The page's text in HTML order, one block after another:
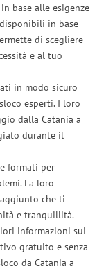
base alle esigenze
in base
di scegliere
e al tuo
in modo sicuro
esperti. I loro
dalla Catania a
durante il
formati per
La loro
che ti
e tranquillità.
informazioni sui
gratuito e senza
da Catania a